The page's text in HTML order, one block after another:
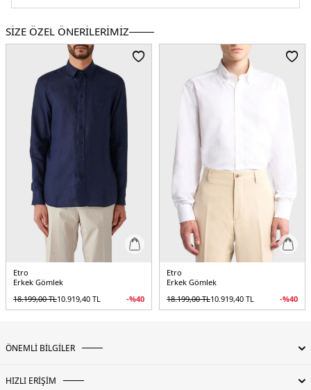
Manken Ölçüsü :Boy: 188cm / Gögüs: 108 / Bel: 80 / Basen: 94
Üretim Yeri :İtalya
5DY1MRIB0006AV607B3033.42
SİZE ÖZEL ÖNERİLERİMİZ
Etro
Erkek Gömlek
18.199,00TL10.919,40 TL -%40
Etro
Erkek Gömlek
18.199,00TL10.919,40 TL -%40
ÖNEMLİ BİLGİLER
HIZLI ERİŞİM